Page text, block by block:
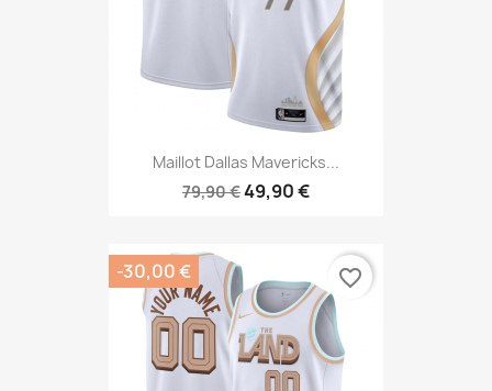
Maillot Dallas Mavericks...
79,90 €49,90 €
-30,00 € favorite_border